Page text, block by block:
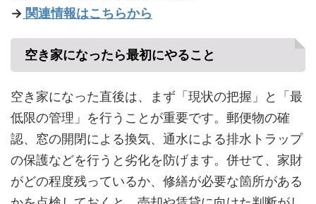
→ 関連情報はこちらから
空き家になったら最初にやること
空き家になった直後は、まず「現状の把握」と「最
低限の管理」を行うことが重要です。郵便物の確
認、窓の開閉による換気、通水による排水トラップ
の保護などを行うと劣化を防げます。併せて、家財
がどの程度残っているか、修繕が必要な箇所がある